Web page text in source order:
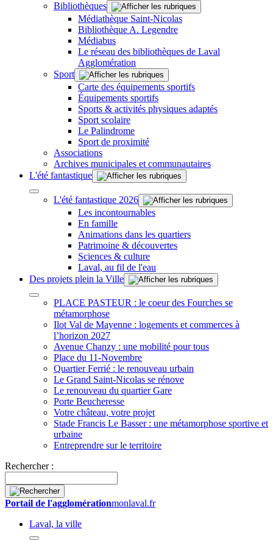
Bibliothèques
Médiathèque Saint-Nicolas
Bibliothèque A. Legendre
Médiabus
Le réseau des bibliothèques de Laval
Agglomération
Sport
Carte des équipements sportifs
Équipements sportifs
Sports & activités physiques adaptés
Sport scolaire
Le Palindrome
Sport de proximité
Associations
Archives municipales et communautaires
L'été fantastique
L'été fantastique 2026
Les incontournables
En famille
Animations dans les quartiers
Patrimoine & découvertes
Sciences & culture
Laval, au fil de l'eau
Des projets plein la Ville
PLACE PASTEUR : le coeur des Fourches se
métamorphose
Ilot Val de Mayenne : logements et commerces à
l’horizon 2027
Avenue Chanzy : une mobilité pour tous
Place du 11-Novembre
Quartier Ferrié : le renouveau urbain
Le Grand Saint-Nicolas se rénove
Le renouveau du quartier Gare
Porte Beucheresse
Votre château, votre projet
Stade Francis Le Basser : une métamorphose sportive et
urbaine
Entreprendre sur le territoire
Rechercher :
Portail de l'agglomérationmonlaval.fr
Laval, la ville